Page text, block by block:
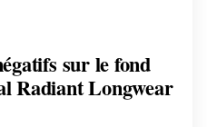
sur le fond
Radiant Longwear